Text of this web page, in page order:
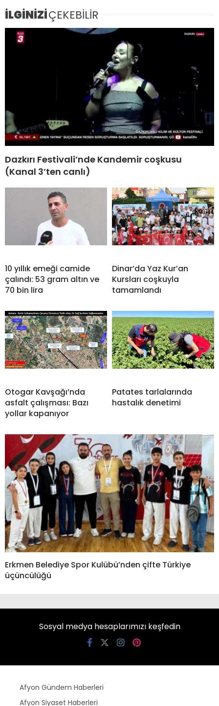
İLGİNİZİÇEKEBİLİR
Dazkırı Festivali’nde Kandemir coşkusu
(Kanal 3’ten canlı)
10 yıllık emeği camide
çalındı: 53 gram altın ve
70 bin lira
Dinar’da Yaz Kur’an
Kursları coşkuyla
tamamlandı
Otogar Kavşağı’nda
asfalt çalışması: Bazı
yollar kapanıyor
Patates tarlalarında
hastalık denetimi
Erkmen Belediye Spor Kulübü’nden çifte Türkiye
üçüncülüğü
Sosyal medya hesaplarımızı keşfedin
Afyon Gündem Haberleri
Afyon Siyaset Haberleri